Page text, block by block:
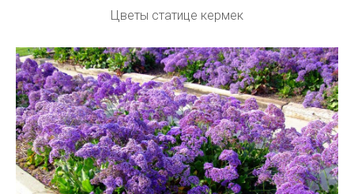
Цветы статице кермек